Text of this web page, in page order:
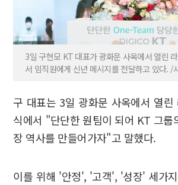
3일 구현모 KT 대표가 광화문 사옥에서 열린
서 임직원에게 신년 메시지를 전달하고 있다. /
구 대표는 3일 광화문 사옥에서 열린
식에서 "단단한 원팀이 되어 KT 그룹
장 역사를 만들어가자"고 말했다.
이를 위해 '안정', '고객', '성장' 세가